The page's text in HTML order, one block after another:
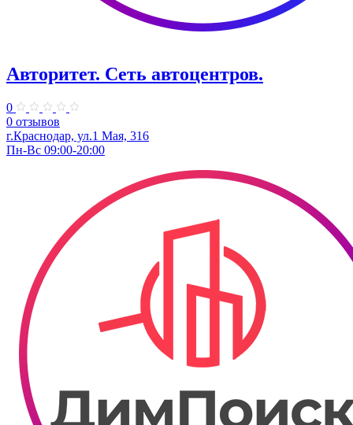
Авторитет. ​Сеть автоцентров.
0
0 отзывов
г.Краснодар, ул.​1 Мая, 316
Пн-Вс 09:00-20:00